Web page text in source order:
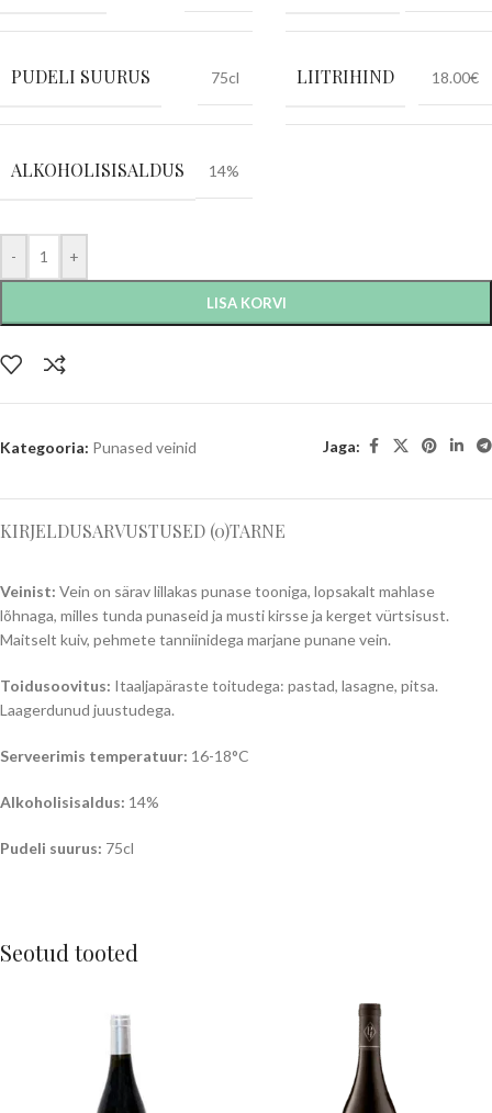
PUDELI SUURUS 75cl LIITRIHIND 18.00€
ALKOHOLISISALDUS 14%
- +
LISA KORVI
Kategooria: Punased veinid Jaga:
KIRJELDUSARVUSTUSED (0)TARNE
Veinist: Vein on särav lillakas punase tooniga, lopsakalt mahlase
lõhnaga, milles tunda punaseid ja musti kirsse ja kerget vürtsisust.
Maitselt kuiv, pehmete tanniinidega marjane punane vein.
Toidusoovitus: Itaaljapäraste toitudega: pastad, lasagne, pitsa.
Laagerdunud juustudega.
Serveerimis temperatuur: 16-18°C
Alkoholisisaldus: 14%
Pudeli suurus: 75cl
Seotud tooted